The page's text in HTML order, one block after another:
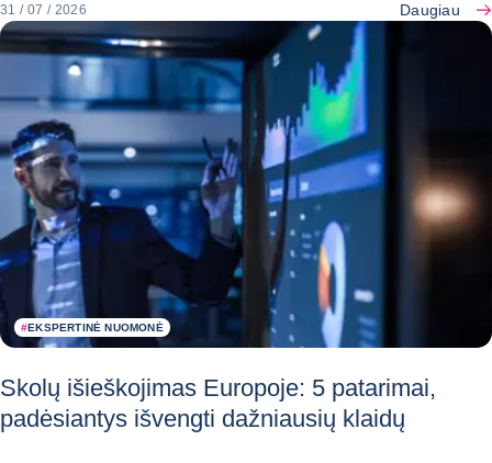
31 / 07 / 2026 Daugiau
#EKSPERTINĖ NUOMONĖ
Skolų išieškojimas Europoje: 5 patarimai,
padėsiantys išvengti dažniausių klaidų